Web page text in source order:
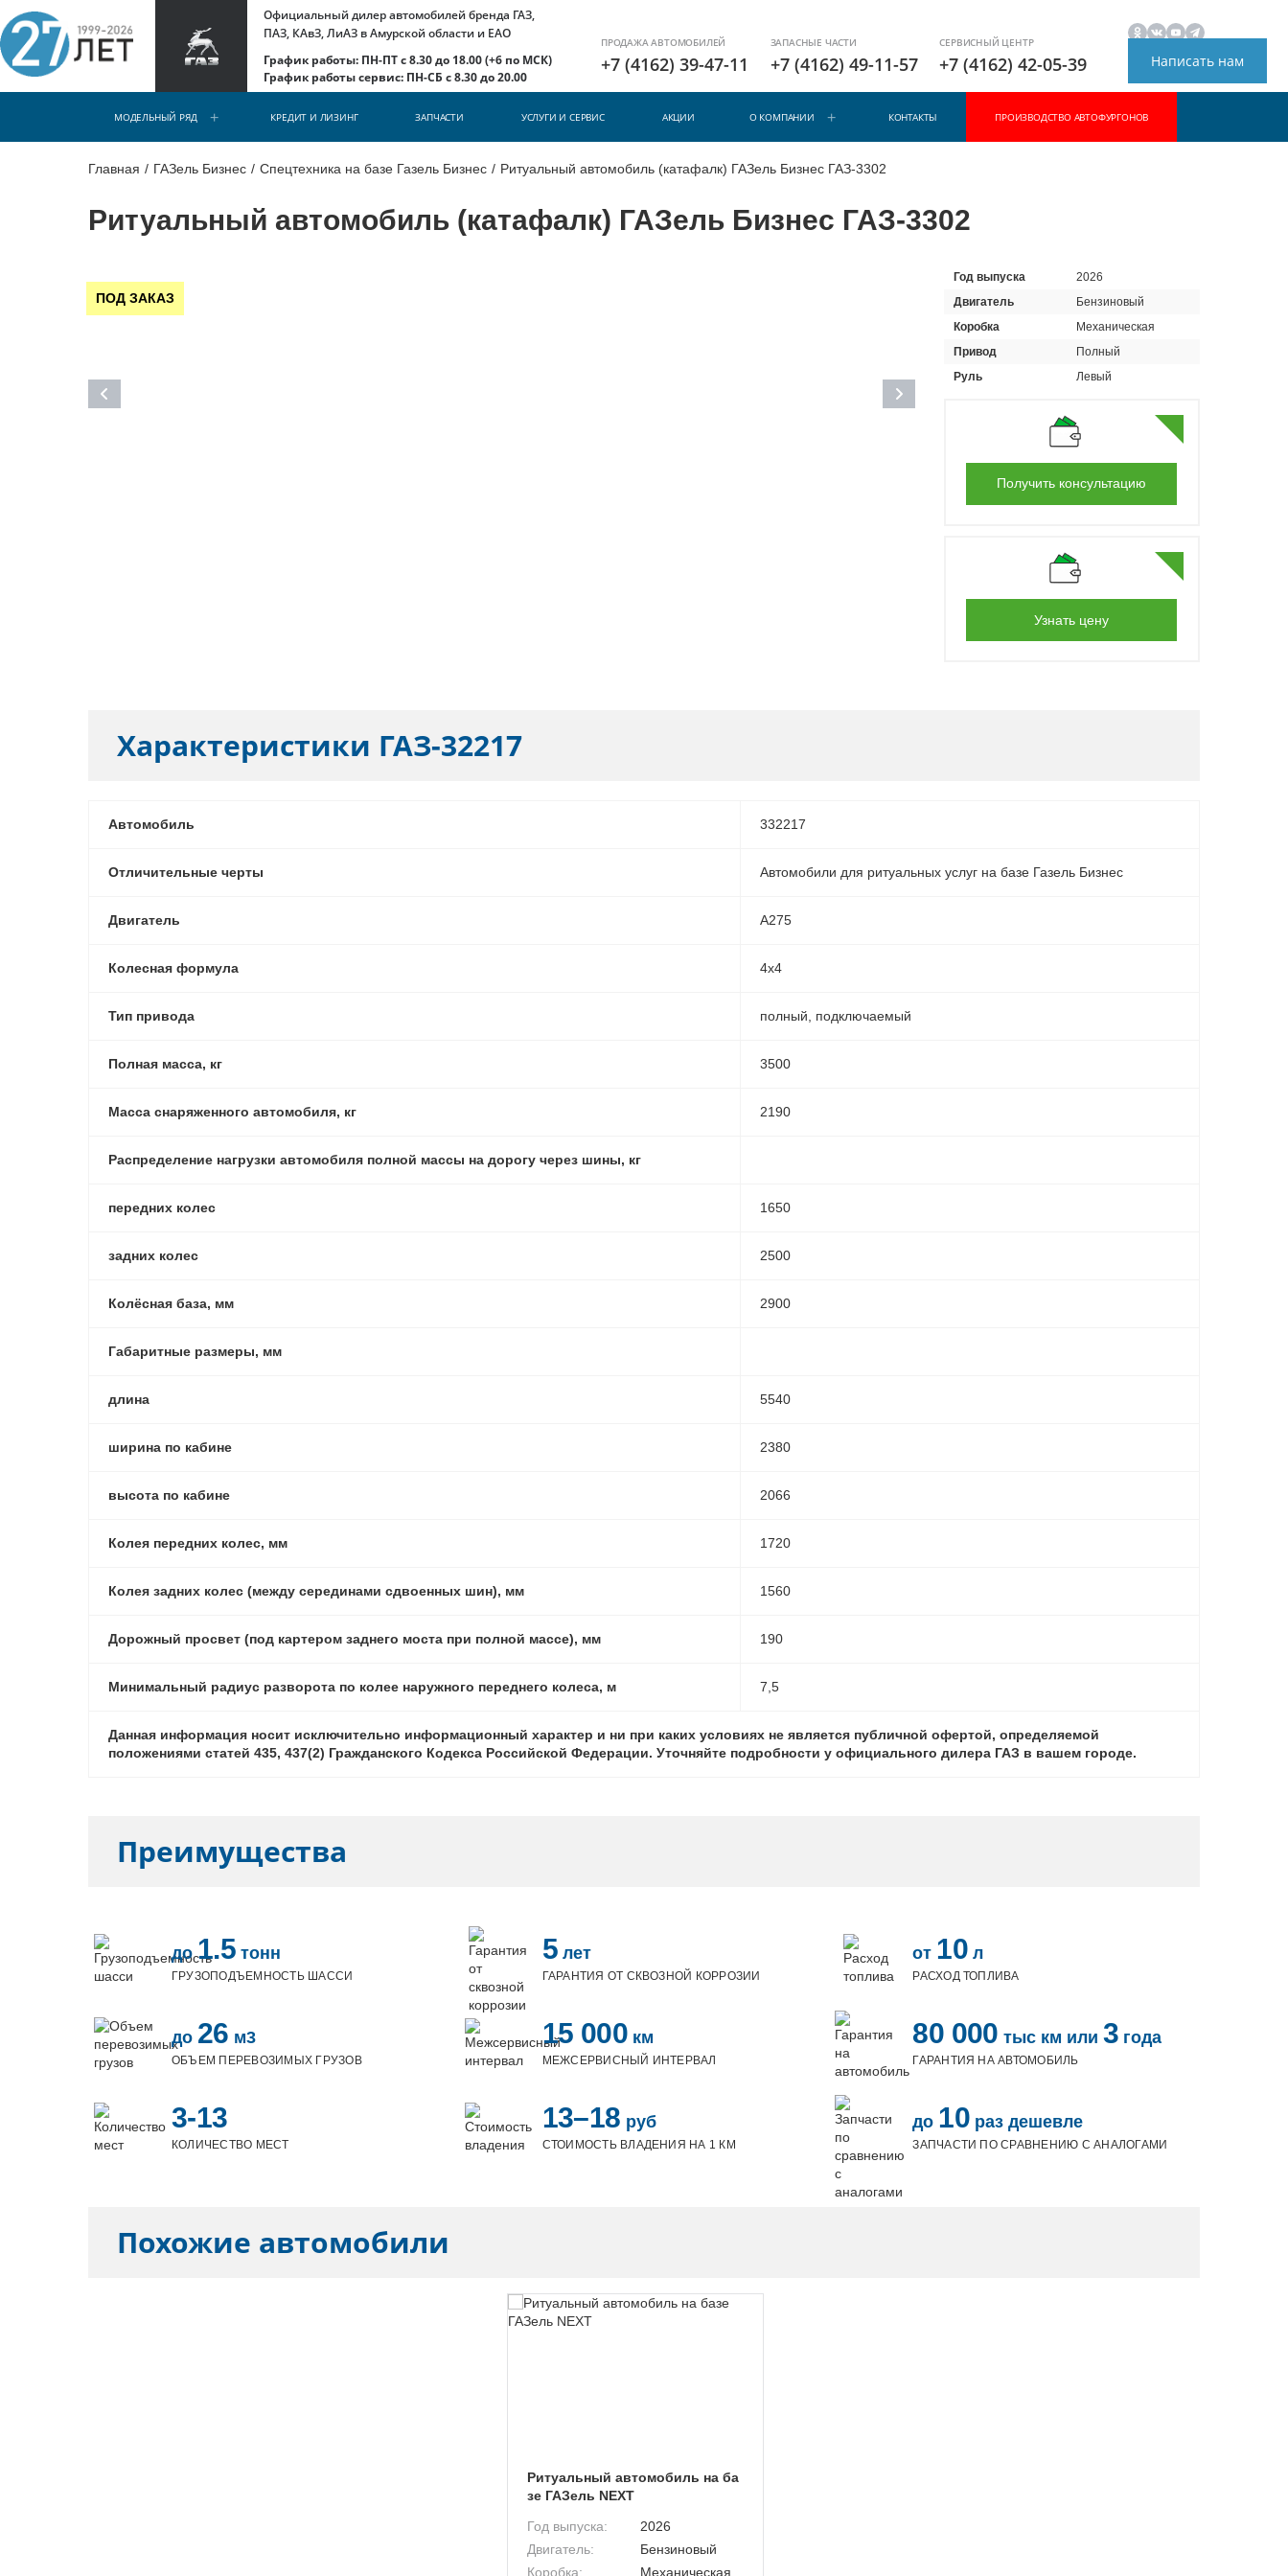
Официальный дилер автомобилей бренда ГАЗ,
ПАЗ, КАвЗ, ЛиАЗ в Амурской области и ЕАО
График работы: ПН-ПТ с 8.30 до 18.00 (+6 по МСК)
График работы сервис: ПН-СБ с 8.30 до 20.00
ПРОДАЖА АВТОМОБИЛЕЙ
+7 (4162) 39-47-11
ЗАПАСНЫЕ ЧАСТИ
+7 (4162) 49-11-57
СЕРВИСНЫЙ ЦЕНТР
+7 (4162) 42-05-39 Написать нам
МОДЕЛЬНЫЙ РЯД КРЕДИТ И ЛИЗИНГ ЗАПЧАСТИ УСЛУГИ И СЕРВИС АКЦИИ О КОМПАНИИ КОНТАКТЫ ПРОИЗВОДСТВО АВТОФУРГОНОВ
Главная / ГАЗель Бизнес / Спецтехника на базе Газель Бизнес / Ритуальный автомобиль (катафалк) ГАЗель Бизнес ГАЗ-3302
Ритуальный автомобиль (катафалк) ГАЗель Бизнес ГАЗ-3302
ПОД ЗАКАЗ
Год выпуска
2026
Двигатель
Бензиновый
Коробка
Механическая
Привод
Полный
Руль
Левый
Получить консультацию
Узнать цену
Характеристики ГАЗ-32217
Автомобиль 332217
Отличительные черты Автомобили для ритуальных услуг на базе Газель Бизнес
Двигатель А275
Колесная формула 4х4
Тип привода полный, подключаемый
Полная масса, кг 3500
Масса снаряженного автомобиля, кг 2190
Распределение нагрузки автомобиля полной массы на дорогу через шины, кг
передних колес 1650
задних колес 2500
Колёсная база, мм 2900
Габаритные размеры, мм
длина 5540
ширина по кабине 2380
высота по кабине 2066
Колея передних колес, мм 1720
Колея задних колес (между серединами сдвоенных шин), мм 1560
Дорожный просвет (под картером заднего моста при полной массе), мм 190
Минимальный радиус разворота по колее наружного переднего колеса, м 7,5
Данная информация носит исключительно информационный характер и ни при каких условиях не является публичной офертой, определяемой
положениями статей 435, 437(2) Гражданского Кодекса Российской Федерации. Уточняйте подробности у официального дилера ГАЗ в вашем городе.
Преимущества
до 1.5 тонн
ГРУЗОПОДЪЕМНОСТЬ ШАССИ
5 лет
ГАРАНТИЯ ОТ СКВОЗНОЙ КОРРОЗИИ
от 10 л
РАСХОД ТОПЛИВА
до 26 м3
ОБЪЕМ ПЕРЕВОЗИМЫХ ГРУЗОВ
15 000 км
МЕЖСЕРВИСНЫЙ ИНТЕРВАЛ
80 000 тыс км или 3 года
ГАРАНТИЯ НА АВТОМОБИЛЬ
3-13
КОЛИЧЕСТВО МЕСТ
13–18 руб
СТОИМОСТЬ ВЛАДЕНИЯ НА 1 КМ
до 10 раз дешевле
ЗАПЧАСТИ ПО СРАВНЕНИЮ С АНАЛОГАМИ
Похожие автомобили
Ритуальный автомобиль на ба
зе ГАЗель NEXT
Год выпуска:
2026
Двигатель:
Бензиновый
Коробка:
Механическая